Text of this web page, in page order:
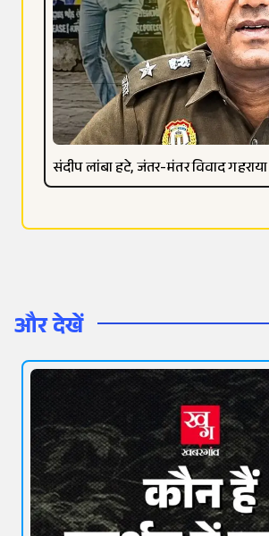
संदीप लांबा हटे, जंतर-मंतर विवाद गहराया
और देखें